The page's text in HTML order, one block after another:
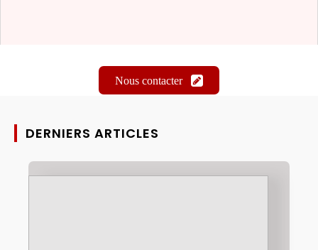
Nous contacter
DERNIERS ARTICLES